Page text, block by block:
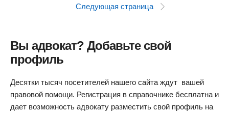
Следующая страница
Вы адвокат? Добавьте свой
профиль
Десятки тысяч посетителей нашего сайта ждут вашей
правовой помощи. Регистрация в справочнике бесплатна и
дает возможность адвокату разместить свой профиль на